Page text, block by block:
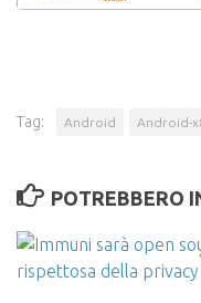
Tag: Android Android-
POTREBBERO